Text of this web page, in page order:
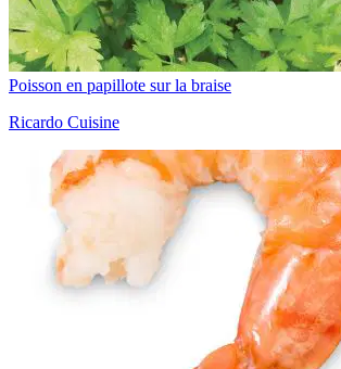
Poisson en papillote sur la braise
Ricardo Cuisine